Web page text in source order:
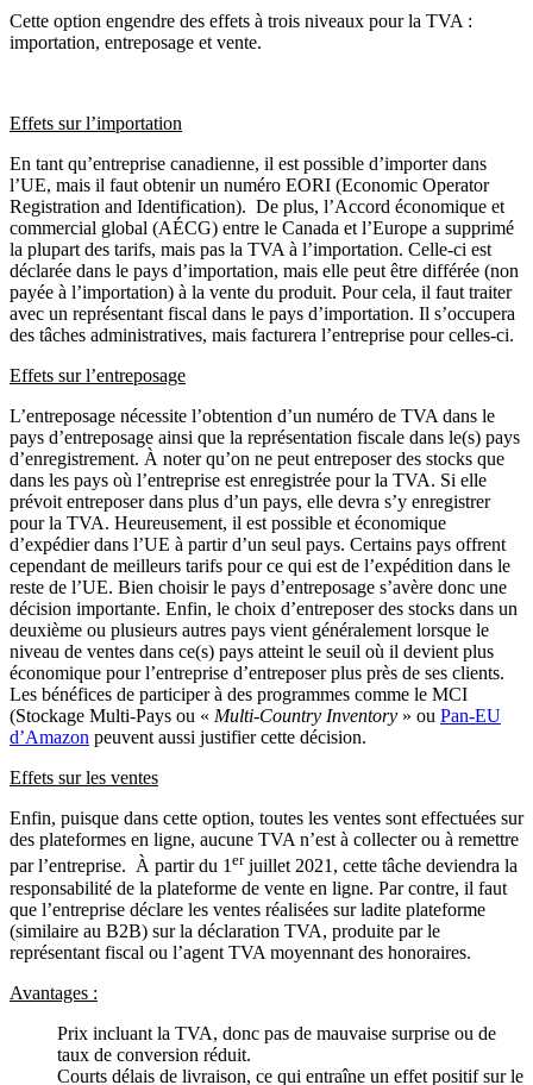
Cette option engendre des effets à trois niveaux pour la TVA :
importation, entreposage et vente.
Effets sur l’importation
En tant qu’entreprise canadienne, il est possible d’importer dans
l’UE, mais il faut obtenir un numéro EORI (Economic Operator
Registration and Identification). De plus, l’Accord économique et
commercial global (AÉCG) entre le Canada et l’Europe a supprimé
la plupart des tarifs, mais pas la TVA à l’importation. Celle-ci est
déclarée dans le pays d’importation, mais elle peut être différée (non
payée à l’importation) à la vente du produit. Pour cela, il faut traiter
avec un représentant fiscal dans le pays d’importation. Il s’occupera
des tâches administratives, mais facturera l’entreprise pour celles-ci.
Effets sur l’entreposage
L’entreposage nécessite l’obtention d’un numéro de TVA dans le
pays d’entreposage ainsi que la représentation fiscale dans le(s) pays
d’enregistrement. À noter qu’on ne peut entreposer des stocks que
dans les pays où l’entreprise est enregistrée pour la TVA. Si elle
prévoit entreposer dans plus d’un pays, elle devra s’y enregistrer
pour la TVA. Heureusement, il est possible et économique
d’expédier dans l’UE à partir d’un seul pays. Certains pays offrent
cependant de meilleurs tarifs pour ce qui est de l’expédition dans le
reste de l’UE. Bien choisir le pays d’entreposage s’avère donc une
décision importante. Enfin, le choix d’entreposer des stocks dans un
deuxième ou plusieurs autres pays vient généralement lorsque le
niveau de ventes dans ce(s) pays atteint le seuil où il devient plus
économique pour l’entreprise d’entreposer plus près de ses clients.
Les bénéfices de participer à des programmes comme le MCI
(Stockage Multi-Pays ou « Multi-Country Inventory » ou Pan-EU
d’Amazon peuvent aussi justifier cette décision.
Effets sur les ventes
Enfin, puisque dans cette option, toutes les ventes sont effectuées sur
des plateformes en ligne, aucune TVA n’est à collecter ou à remettre
par l’entreprise. À partir du 1erjuillet 2021, cette tâche deviendra la
responsabilité de la plateforme de vente en ligne. Par contre, il faut
que l’entreprise déclare les ventes réalisées sur ladite plateforme
(similaire au B2B) sur la déclaration TVA, produite par le
représentant fiscal ou l’agent TVA moyennant des honoraires.
Avantages :
Prix incluant la TVA, donc pas de mauvaise surprise ou de
taux de conversion réduit.
Courts délais de livraison, ce qui entraîne un effet positif sur le